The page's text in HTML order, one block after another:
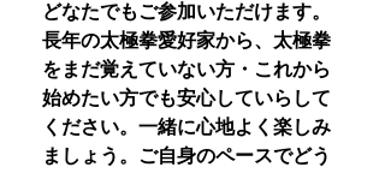
どなたでもご参加いただけます。
長年の太極拳愛好家から、太極拳
をまだ覚えていない方・これから
始めたい方でも安心していらして
ください。一緒に心地よく楽しみ
ましょう。ご自身のペースでどう